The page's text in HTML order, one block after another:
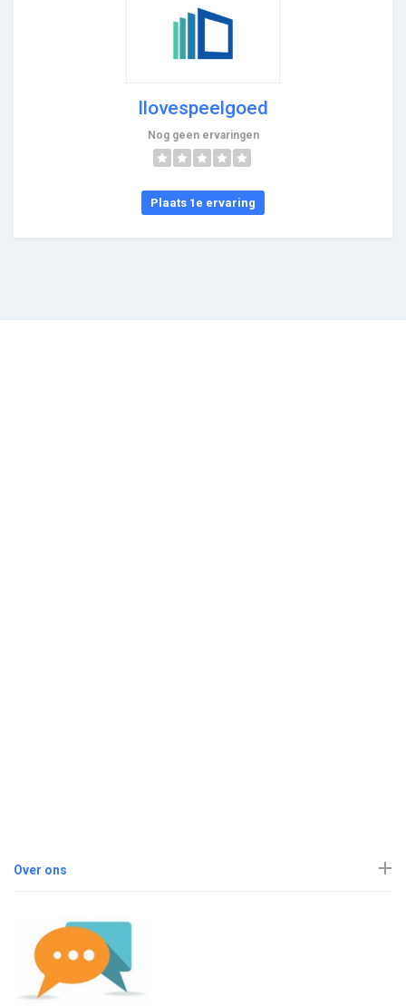
Ilovespeelgoed
Nog geen ervaringen
Plaats 1e ervaring
Over ons